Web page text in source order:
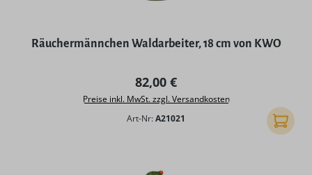
Räuchermännchen Waldarbeiter, 18 cm von KWO
Regulärer Preis:
82,00 €
Preise inkl. MwSt. zzgl. Versandkosten
Art-Nr:A21021 In den